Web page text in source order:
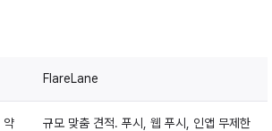
FlareLane
약
규모 맞춤 견적. 푸시, 웹 푸시, 인앱 무제한